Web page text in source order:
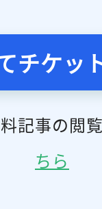
チケッ
記事の閲
ちら